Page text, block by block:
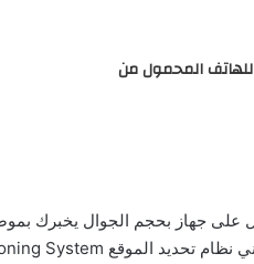
للهاتف المحمول من
يمكنك الحصول على جهاز بحجم